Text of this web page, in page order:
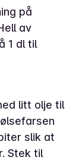
på
av
1 dl til
litt olje til
slik at
Stek til